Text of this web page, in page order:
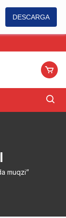
DESCARGA
muqzi”